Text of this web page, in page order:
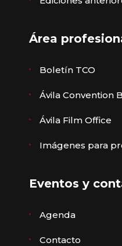
Área
Boletín TCO
Ávila Convention
Ávila Film Office
Imágenes para
Eventos y
Agenda
Contacto